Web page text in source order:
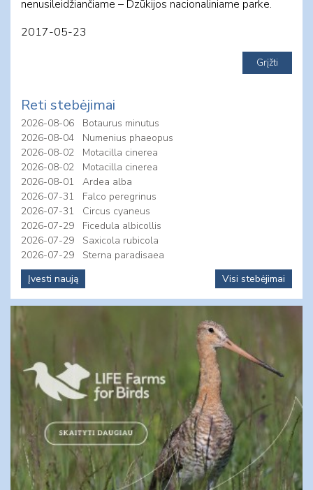
nenusileidžiančiame – Dzūkijos nacionaliniame parke.
2017-05-23
Reti stebėjimai
2026-08-06
Botaurus minutus
2026-08-04
Numenius phaeopus
2026-08-02
Motacilla cinerea
2026-08-02
Motacilla cinerea
2026-08-01
Ardea alba
2026-07-31
Falco peregrinus
2026-07-31
Circus cyaneus
2026-07-29
Ficedula albicollis
2026-07-29
Saxicola rubicola
2026-07-29
Sterna paradisaea
Įvesti naują
Visi stebėjimai